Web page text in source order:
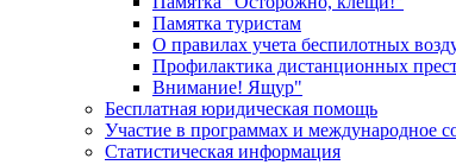
Памятка туристам
О правилах учета беспилотных
Профилактика дистанционных
Внимание! Ящур"
Бесплатная юридическая помощь
Участие в программах и международное
Статистическая информация